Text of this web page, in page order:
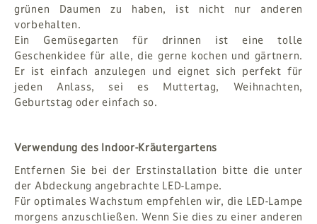
grünen Daumen zu haben, ist nicht nur anderen
vorbehalten.
Ein Gemüsegarten für drinnen ist eine tolle
Geschenkidee für alle, die gerne kochen und gärtnern.
Er ist einfach anzulegen und eignet sich perfekt für
jeden Anlass, sei es Muttertag, Weihnachten,
Geburtstag oder einfach so.
Verwendung des Indoor-Kräutergartens
Entfernen Sie bei der Erstinstallation bitte die unter
der Abdeckung angebrachte LED-Lampe.
Für optimales Wachstum empfehlen wir, die LED-Lampe
morgens anzuschließen. Wenn Sie dies zu einer anderen